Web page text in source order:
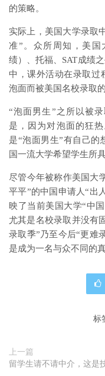
的策略。​
实际上，美国大学录取
准”。众所周知，美国
绩）、托福、SAT成绩
中，课外活动在录取过
泡面而被美国名校录取
“泡面男生”之所以被
是，因为对泡面的狂
是“泡面男生”有自己的
国一流大学希望学生所具
尽管今年被称作美国大
平平”的中国申请人“出
映了当前美国大学“中
尤其是名校录取并没有
录取季”乃至今后“更难
是成为一名与众不同的
标
上一篇
留学生请不请中介，这是